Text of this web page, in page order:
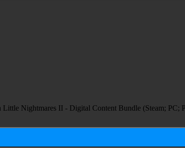
Little Nightmares II - Digital Content Bundle (Steam;